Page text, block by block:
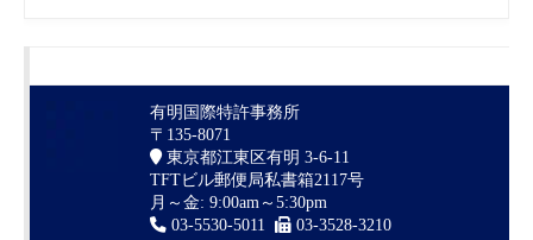
有明国際特許事務所
〒135-8071
東京都江東区有明 3-6-11
TFTビル郵便局私書箱2117号
月～金: 9:00am～5:30pm
03-5530-5011
03-3528-3210